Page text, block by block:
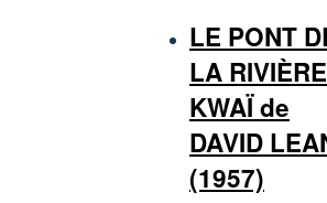
LE PONT
LA RIVIÈRE
KWAÏ de
DAVID
(1957)